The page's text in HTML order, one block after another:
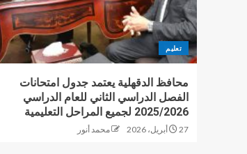
تعليم
محافظ الدقهلية يعتمد جدول امتحانات
الفصل الدراسي الثاني للعام الدراسي
2025/2026 لجميع المراحل التعليمية
27 أبريل، 2026 محمد أنور